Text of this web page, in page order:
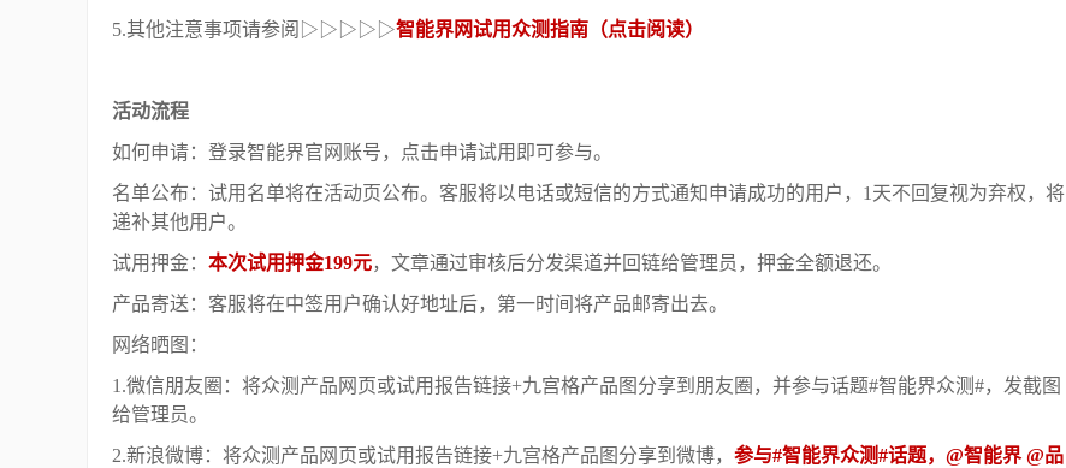
5.其他注意事项请参阅▷▷▷▷▷智能界网试用众测指南（点击阅读）
活动流程
如何申请：登录智能界官网账号，点击申请试用即可参与。
名单公布：试用名单将在活动页公布。客服将以电话或短信的方式通知申请成功的用户，1天不回复视为弃权，将
递补其他用户。
试用押金： 本次试用押金199元，文章通过审核后分发渠道并回链给管理员，押金全额退还。
产品寄送：客服将在中签用户确认好地址后，第一时间将产品邮寄出去。
网络晒图：
1.微信朋友圈：将众测产品网页或试用报告链接+九宫格产品图分享到朋友圈，并参与话题#智能界众测#，发截图
给管理员。
2.新浪微博：将众测产品网页或试用报告链接+九宫格产品图分享到微博， 参与#智能界众测#话题，@智能界 @品